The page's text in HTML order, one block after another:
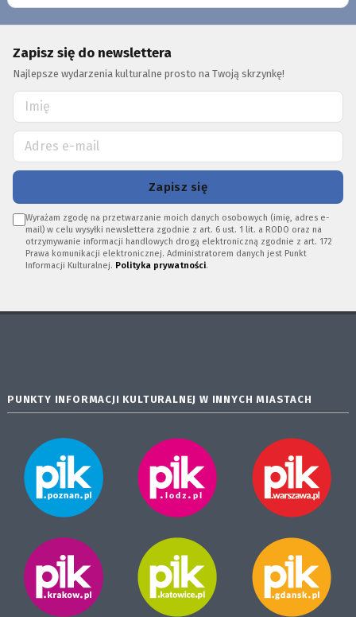
Zapisz się do newslettera
Najlepsze wydarzenia kulturalne prosto na Twoją skrzynkę!
Zapisz się
Wyrażam zgodę na przetwarzanie moich danych osobowych (imię, adres e-
mail) w celu wysyłki newslettera zgodnie z art. 6 ust. 1 lit. a RODO oraz na
otrzymywanie informacji handlowych drogą elektroniczną zgodnie z art. 172
Prawa komunikacji elektronicznej. Administratorem danych jest Punkt
Informacji Kulturalnej. Polityka prywatności.
PUNKTY INFORMACJI KULTURALNEJ W INNYCH MIASTACH